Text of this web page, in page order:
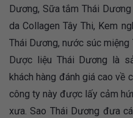
Dương, Sữa tắm Thái
da Collagen Tây Thi, Kem
Thái Dương, nước súc miệng
Dược liệu Thái Dương là
khách hàng đánh giá cao về
công ty này được lấy cảm
xưa. Sao Thái Dương đưa